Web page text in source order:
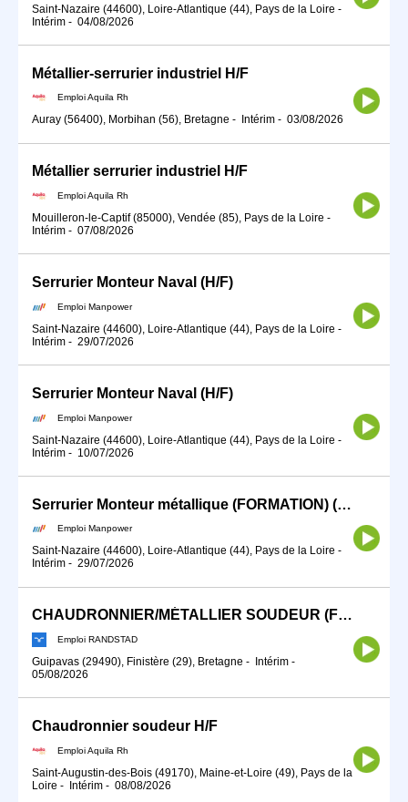
Saint-Nazaire (44600), Loire-Atlantique (44), Pays de la Loire -
Intérim - 04/08/2026
Métallier-serrurier industriel H/F
Emploi Aquila Rh
Auray (56400), Morbihan (56), Bretagne - Intérim - 03/08/2026
Métallier serrurier industriel H/F
Emploi Aquila Rh
Mouilleron-le-Captif (85000), Vendée (85), Pays de la Loire -
Intérim - 07/08/2026
Serrurier Monteur Naval (H/F)
Emploi Manpower
Saint-Nazaire (44600), Loire-Atlantique (44), Pays de la Loire -
Intérim - 29/07/2026
Serrurier Monteur Naval (H/F)
Emploi Manpower
Saint-Nazaire (44600), Loire-Atlantique (44), Pays de la Loire -
Intérim - 10/07/2026
Serrurier Monteur métallique (FORMATION) (H/F)
Emploi Manpower
Saint-Nazaire (44600), Loire-Atlantique (44), Pays de la Loire -
Intérim - 29/07/2026
CHAUDRONNIER/MÉTALLIER SOUDEUR (F/H)
Emploi RANDSTAD
Guipavas (29490), Finistère (29), Bretagne - Intérim -
05/08/2026
Chaudronnier soudeur H/F
Emploi Aquila Rh
Saint-Augustin-des-Bois (49170), Maine-et-Loire (49), Pays de la
Loire - Intérim - 08/08/2026